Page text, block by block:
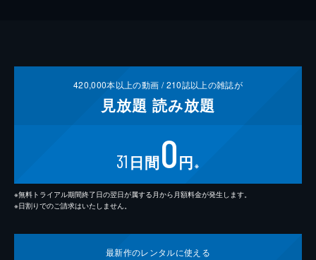
420,000本以上の動画 /210誌以上の雑誌が
見放題 読み放題
31 日間0円 ※
※無料トライアル期間終了日の翌日が属する月から月額料金が発生します。
※日割りでのご請求はいたしません。
最新作のレンタルに使える